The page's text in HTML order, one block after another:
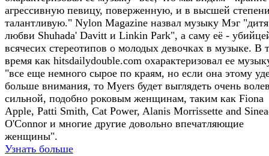
агрессивную певицу, поверженную, и в высшей
талантливую." Nylon Magazine назвал музыку Мэг "дитя
любви Shuhada' Davitt и Linkin Park", а саму её -
всячесих стереотипов о молодых девочках в музыке. В
время как hitsdailydouble.com охарактеризовал ее
"все еще немного сырое по краям, но если она этому
больше внимания, то Myers будет выглядеть очень
сильной, подобно роковым женщинам, таким как Fiona
Apple, Patti Smith, Cat Power, Alanis Morrissette and
O'Connor и многие другие довольно впечатляющие
женщины".
Узнать больше